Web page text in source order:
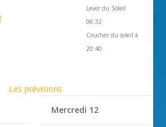
Lever du Soleil
06:32
Coucher du soleil à
20:40
Les prévisions
Mercredi 12